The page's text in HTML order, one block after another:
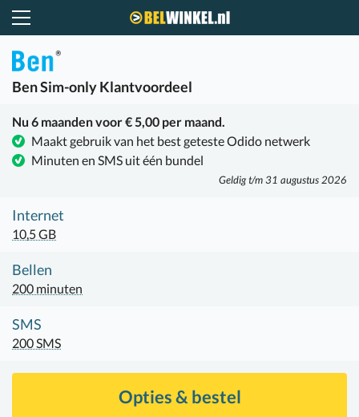
BenSim-only Klantvoordeel
Nu 6 maanden voor € 5,00 per maand.
Maakt gebruik van het best geteste Odido netwerk
Minuten en SMS uit één bundel
Geldig t/m 31 augustus 2026
Internet
10,5 GB
Bellen
200 minuten
SMS
200 SMS
Opties & bestel